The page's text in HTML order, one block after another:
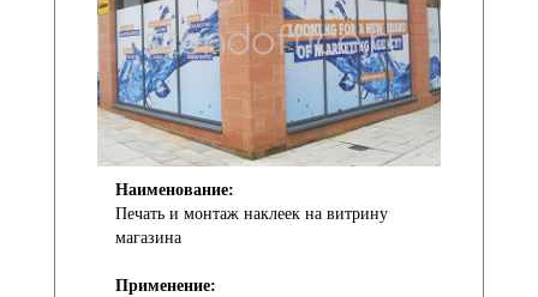
Наименование:
Печать и монтаж наклеек на витрину
магазина
Применение: